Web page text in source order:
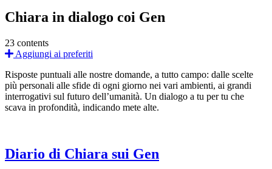
Chiara in dialogo coi Gen
23 contents
Aggiungi ai preferiti
Risposte puntuali alle nostre domande, a tutto campo: dalle scelte
più personali alle sfide di ogni giorno nei vari ambienti, ai grandi
interrogativi sul futuro dell’umanità. Un dialogo a tu per tu che
scava in profondità, indicando mete alte.
Diario di Chiara sui Gen